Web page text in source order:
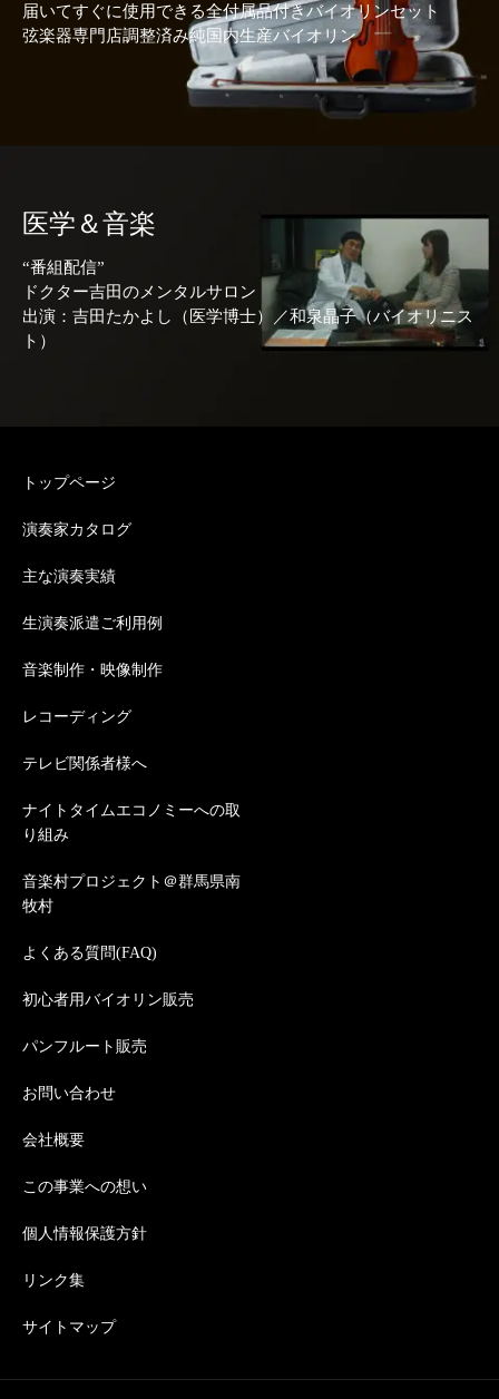
届いてすぐに使用できる全付属品付きバイオリンセット
弦楽器専門店調整済み純国内生産バイオリン
医学＆音楽
“番組配信”
ドクター吉田のメンタルサロン
出演：吉田たかよし（医学博士）／和泉晶子（バイオリニス
ト）
トップページ
演奏家カタログ
主な演奏実績
生演奏派遣ご利用例
音楽制作・映像制作
レコーディング
テレビ関係者様へ
ナイトタイムエコノミーへの取
り組み
音楽村プロジェクト＠群馬県南
牧村
よくある質問(FAQ)
初心者用バイオリン販売
パンフルート販売
お問い合わせ
会社概要
この事業への想い
個人情報保護方針
リンク集
サイトマップ